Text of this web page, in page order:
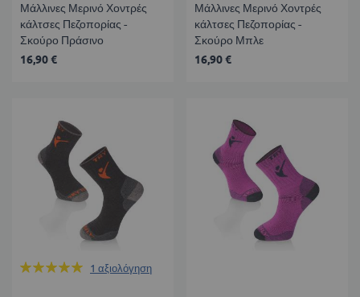
Μάλλινες Μερινό Χοντρές
κάλτσες Πεζοπορίας -
Σκούρο Πράσινο
16,90 €
Μάλλινες Μερινό Χοντρές
κάλτσες Πεζοπορίας -
Σκούρο Μπλε
16,90 €
Βαθμολογία:
1 αξιολόγηση